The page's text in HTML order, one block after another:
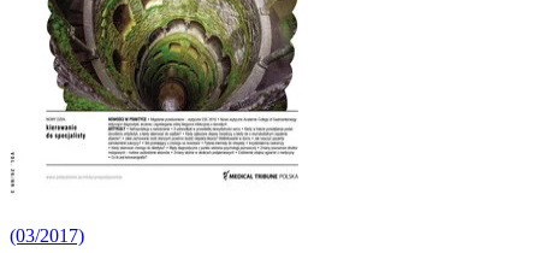
(03/2017)